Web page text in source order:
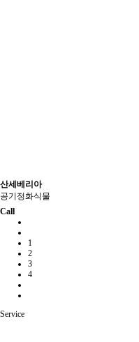
산세베리아
공기정화식물
Call
1
2
3
4
Service